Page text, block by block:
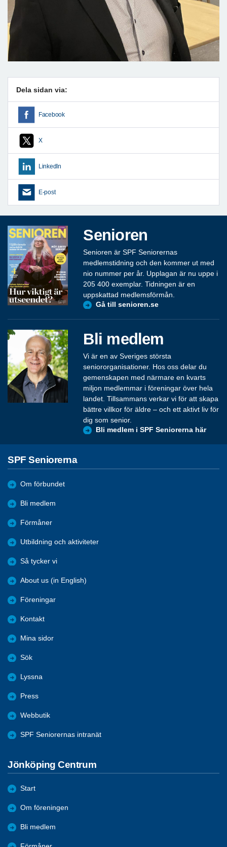
Dela sidan via:
Facebook
X
LinkedIn
E-post
Senioren
Senioren är SPF Seniorernas
medlemstidning och den kommer ut med
nio nummer per år. Upplagan är nu uppe i
205 400 exemplar. Tidningen är en
uppskattad medlemsförmån.
Gå till senioren.se
Bli medlem
Vi är en av Sveriges största
seniororganisationer. Hos oss delar du
gemenskapen med närmare en kvarts
miljon medlemmar i föreningar över hela
landet. Tillsammans verkar vi för att skapa
bättre villkor för äldre – och ett aktivt liv för
dig som senior.
Bli medlem i SPF Seniorerna här
SPF Seniorerna
Om förbundet
Bli medlem
Förmåner
Utbildning och aktiviteter
Så tycker vi
About us (in English)
Föreningar
Kontakt
Mina sidor
Sök
Lyssna
Press
Webbutik
SPF Seniorernas intranät
Jönköping Centrum
Start
Om föreningen
Bli medlem